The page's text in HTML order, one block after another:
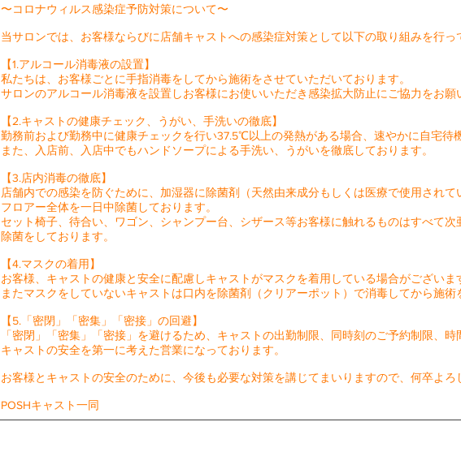
〜コロナウィルス感染症予防対策について〜
当サロンでは、お客様ならびに店舗キャストへの感染症対策として以下の取り組みを行っ
【1.アルコール消毒液の設置】
私たちは、お客様ごとに手指消毒をしてから施術をさせていただいております。
サロンのアルコール消毒液を設置しお客様にお使いいただき感染拡大防止にご協力をお願
【2.キャストの健康チェック、うがい、手洗いの徹底】
勤務前および勤務中に健康チェックを行い37.5℃以上の発熱がある場合、速やかに自宅待
また、入店前、入店中でもハンドソープによる手洗い、うがいを徹底しております。
【3.店内消毒の徹底】
店舗内での感染を防ぐために、加湿器に除菌剤（天然由来成分もしくは医療で使用され
フロアー全体を一日中除菌しております。
セット椅子、待合い、ワゴン、シャンプー台、シザース等お客様に触れるものはすべて
除菌をしております。
【4.マスクの着用】
お客様、キャストの健康と安全に配慮しキャストがマスクを着用している場合がございま
またマスクをしていないキャストは口内を除菌剤（クリアーポット）で消毒してから施術
【5.「密閉」「密集」「密接」の回避】
「密閉」「密集」「密接」を避けるため、キャストの出勤制限、同時刻のご予約制限、
キャストの安全を第一に考えた営業になっております。
お客様とキャストの安全のために、今後も必要な対策を講じてまいりますので、何卒よろ
​POSHキャスト一同